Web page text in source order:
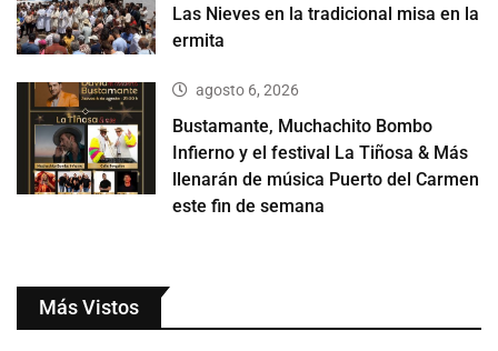
Las Nieves en la tradicional misa en la
ermita
agosto 6, 2026
Bustamante, Muchachito Bombo
Infierno y el festival La Tiñosa & Más
llenarán de música Puerto del Carmen
este fin de semana
Más Vistos